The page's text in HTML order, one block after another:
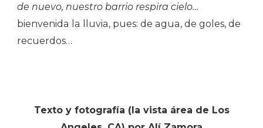
de nuevo, nuestro barrio respira cielo…
bienvenida la lluvia, pues: de agua, de goles, de
recuerdos…
Texto y fotografía (la vista área de Los